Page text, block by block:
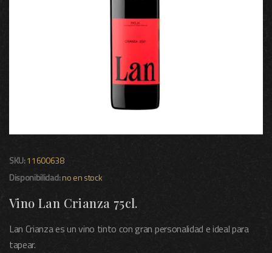
SKU:11600638
Disponibilidad:no en stock
Vino Lan Crianza 75cl.
Lan Crianza es un vino tinto con gran personalidad e ideal para
tapear.